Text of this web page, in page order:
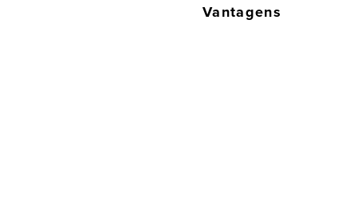
Vantagens